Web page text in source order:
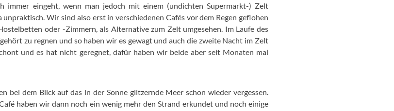
immer eingeht, wenn man jedoch mit einem (undichten Supermarkt-) Zelt
Wir sind also erst in verschiedenen Cafés vor dem Regen geflohen
oder -Zimmern, als Alternative zum Zelt umgesehen. Im Laufe des
zu regnen und so haben wir es gewagt und auch die zweite Nacht im Zelt
und es hat nicht geregnet, dafür haben wir beide aber seit Monaten mal
bei dem Blick auf das in der Sonne glitzernde Meer schon wieder vergessen.
haben wir dann noch ein wenig mehr den Strand erkundet und noch einige